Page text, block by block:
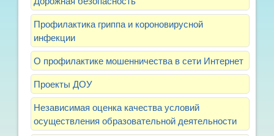
Профилактика гриппа и короновирусной
инфекции
О профилактике мошенничества в сети Интернет
Проекты ДОУ
Независимая оценка качества условий
осуществления образовательной деятельности